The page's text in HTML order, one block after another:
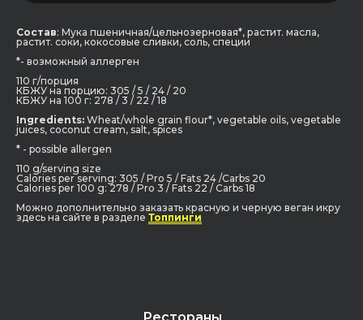
Состав: Мука пшеничная/цельнозерновая*, растит. масла,
растит. соки, кокосовые сливки, соль, специи
*- возможный аллерген
110 г/порция
КБЖУ на порцию: 305 / 5 / 24 / 20
КБЖУ на 100 г: 278 / 3 / 22 / 18
Ingredients: Wheat/whole grain flour*, vegetable oils, vegetable
juices, coconut cream, salt, spices
* - possible allergen
110 g/serving size
Calories per serving: 305 / Pro 5 / Fats 24 /Carbs 20
Calories per 100 g: 278 / Pro 3 / Fats 22 / Carbs 18
Можно дополнительно заказать красную и черную веган икру
здесь на сайте в разделе Топпинги